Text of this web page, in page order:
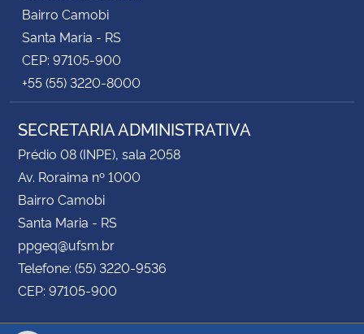
Bairro Camobi
Santa Maria - RS
CEP: 97105-900
+55 (55) 3220-8000
SECRETARIA ADMINISTRATIVA
Prédio 08 (INPE), sala 2058
Av. Roraima nº 1000
Bairro Camobi
Santa Maria - RS
ppgeq@ufsm.br
Telefone: (55) 3220-9536
CEP: 97105-900